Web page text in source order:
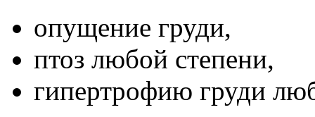
опущение груди,
птоз любой степени,
гипертрофию груди